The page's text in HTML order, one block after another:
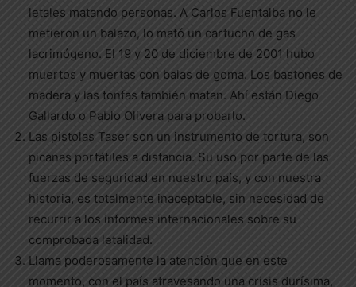
letales matando personas. A Carlos Fuentalba no le
metieron un balazo, lo mató un cartucho de gas
lacrimógeno. El 19 y 20 de diciembre de 2001 hubo
muertos y muertas con balas de goma. Los bastones de
madera y las tonfas también matan. Ahí están Diego
Gallardo o Pablo Olivera para probarlo.
Las pistolas Taser son un instrumento de tortura, son
picanas portátiles a distancia. Su uso por parte de las
fuerzas de seguridad en nuestro país, y con nuestra
historia, es totalmente inaceptable, sin necesidad de
recurrir a los informes internacionales sobre su
comprobada letalidad.
Llama poderosamente la atención que en este
momento, con el país atravesando una crisis durísima,